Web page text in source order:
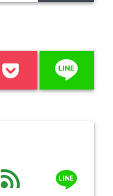
line
feed line